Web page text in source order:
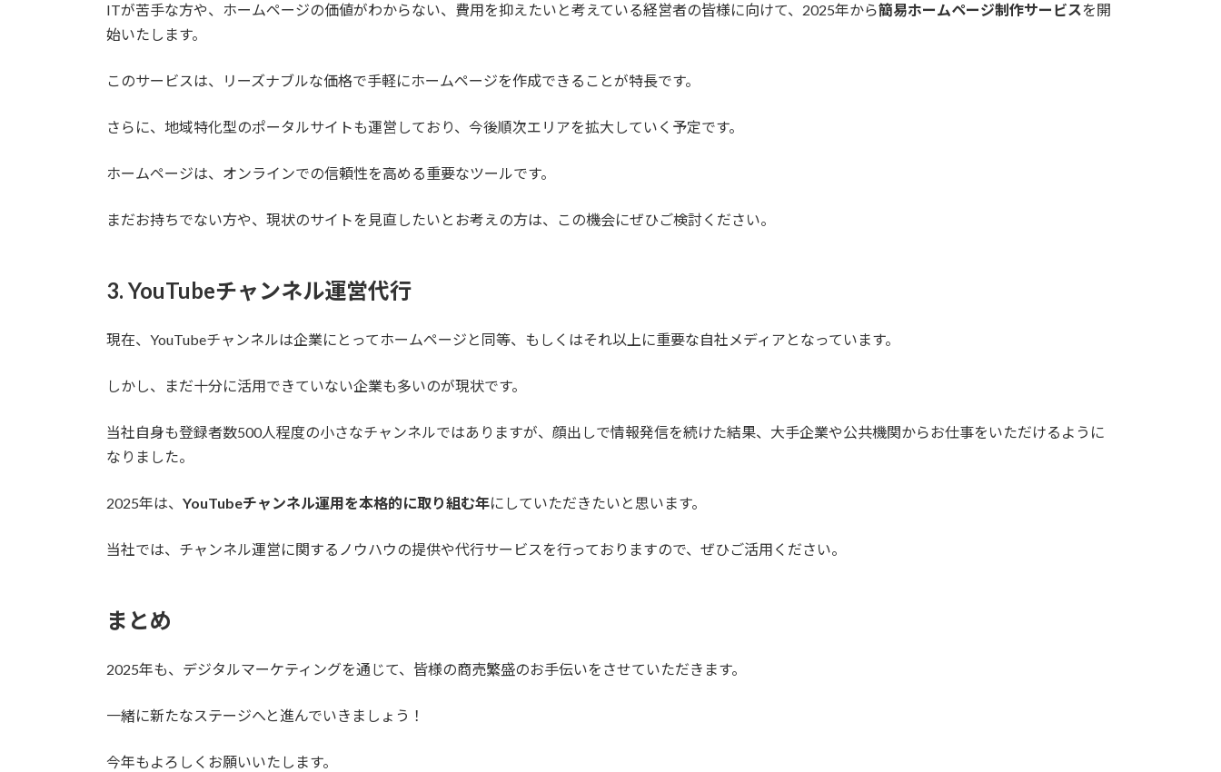
ITが苦手な方や、ホームページの価値がわからない、費用を抑えたいと考えている経営者の皆様に向けて、2025年から簡易ホームページ制作サービスを開
始いたします。
このサービスは、リーズナブルな価格で手軽にホームページを作成できることが特長です。
さらに、地域特化型のポータルサイトも運営しており、今後順次エリアを拡大していく予定です。
ホームページは、オンラインでの信頼性を高める重要なツールです。
まだお持ちでない方や、現状のサイトを見直したいとお考えの方は、この機会にぜひご検討ください。
3. YouTubeチャンネル運営代行
現在、YouTubeチャンネルは企業にとってホームページと同等、もしくはそれ以上に重要な自社メディアとなっています。
しかし、まだ十分に活用できていない企業も多いのが現状です。
当社自身も登録者数500人程度の小さなチャンネルではありますが、顔出しで情報発信を続けた結果、大手企業や公共機関からお仕事をいただけるように
なりました。
2025年は、 YouTubeチャンネル運用を本格的に取り組む年にしていただきたいと思います。
当社では、チャンネル運営に関するノウハウの提供や代行サービスを行っておりますので、ぜひご活用ください。
まとめ
2025年も、デジタルマーケティングを通じて、皆様の商売繁盛のお手伝いをさせていただきます。
一緒に新たなステージへと進んでいきましょう！
今年もよろしくお願いいたします。